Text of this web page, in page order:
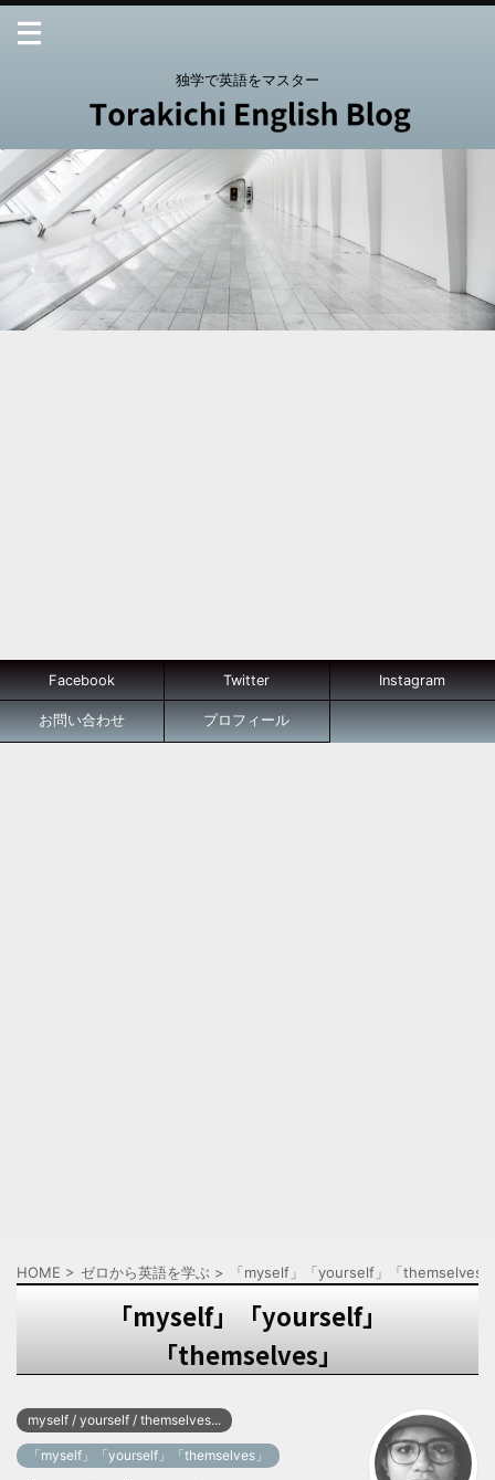
独学で英語をマスター
Facebook Twitter Instagram
お問い合わせ プロフィール
HOME > ゼロから英語を学ぶ > 「myself」「yourself」「themselves
「myself」「yourself」
「themselves」
myself / yourself / themselves...
「myself」「yourself」「themselves」